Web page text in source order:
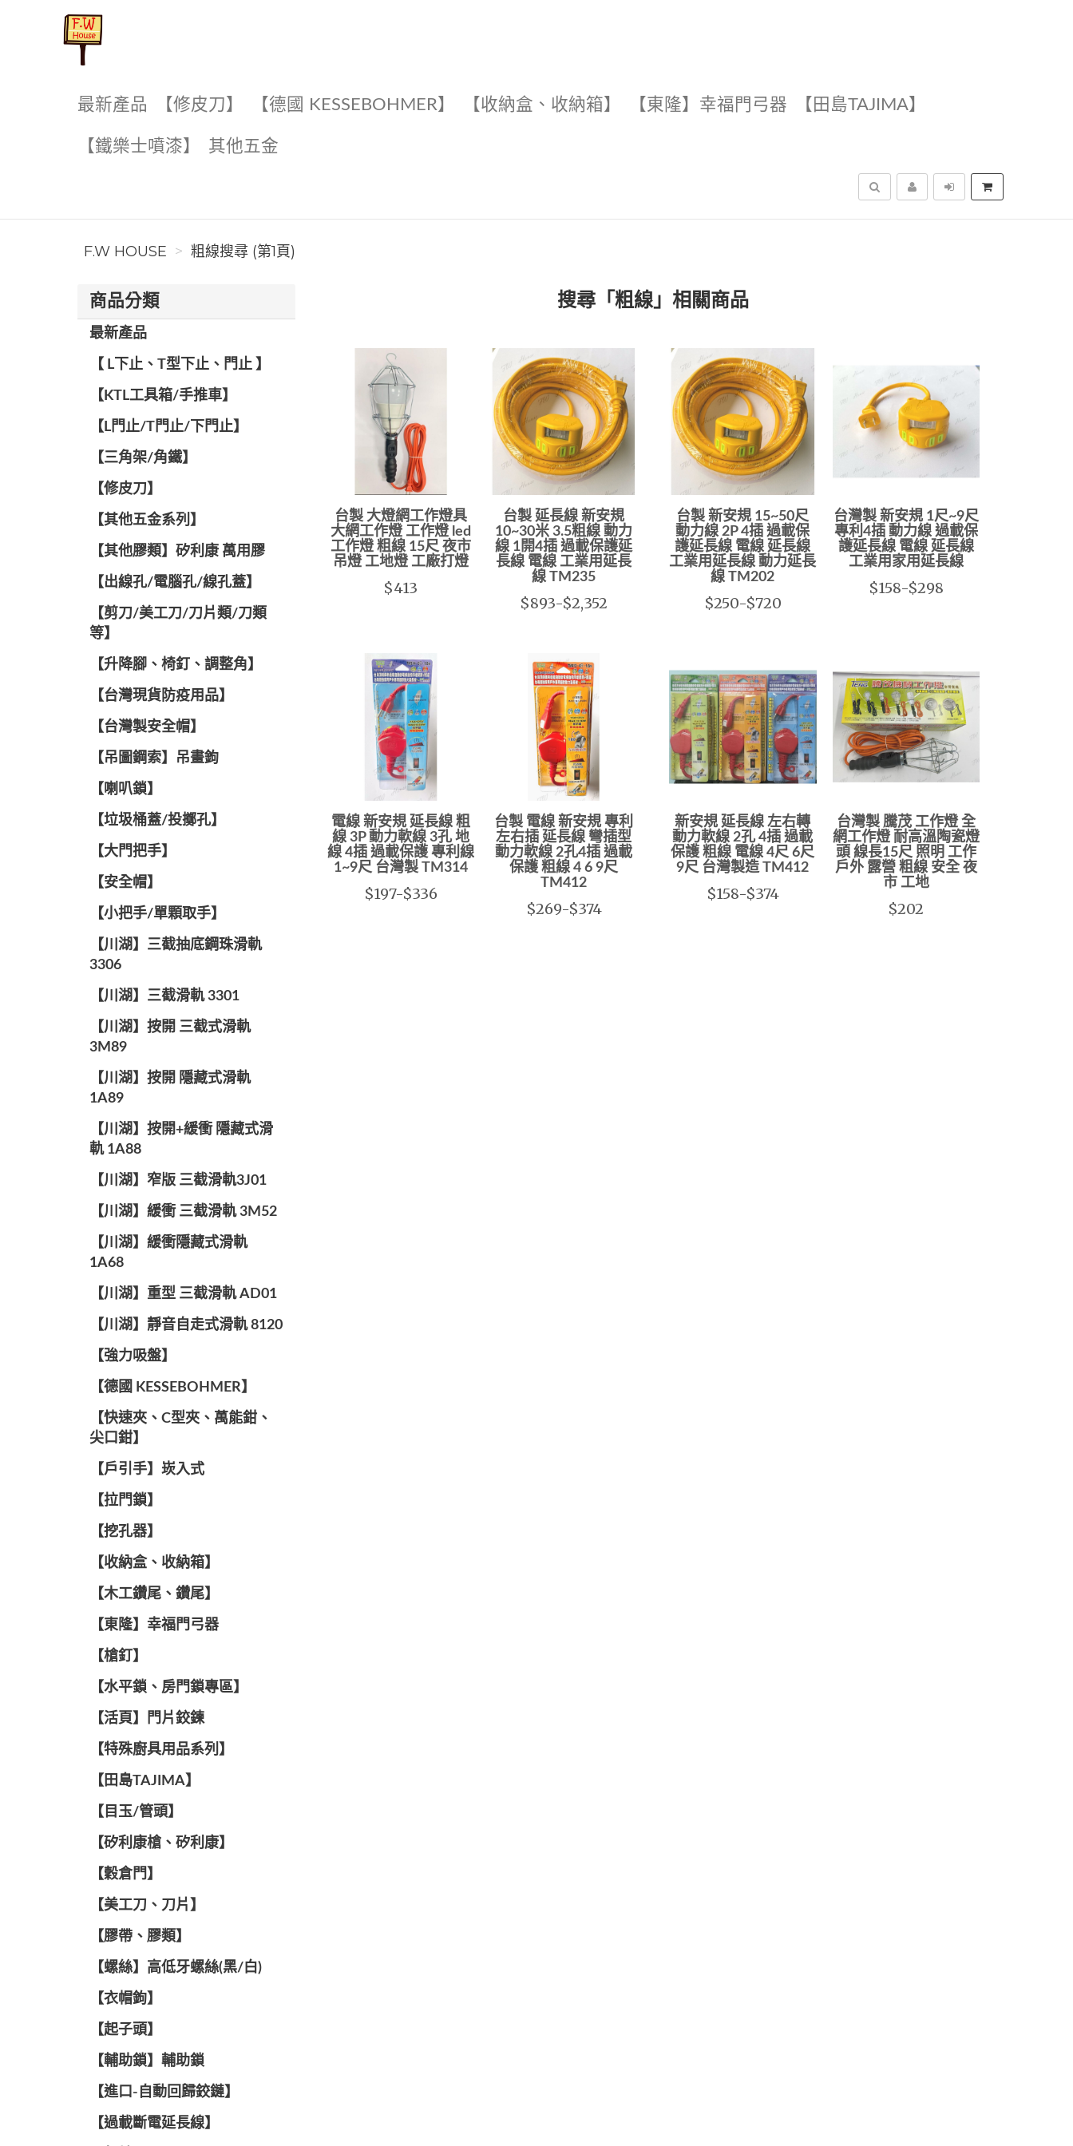
最新產品 【修皮刀】 【德國 KESSEBOHMER】 【收納盒、收納箱】 【東隆】幸福門弓器 【田島TAJIMA】
【鐵樂士噴漆】 其他五金
搜尋
F.W HOUSE 粗線搜尋 (第1頁)
商品分類
最新產品
【 L下止、T型下止、門止 】
【KTL工具箱/手推車】
【L門止/T門止/下門止】
【三角架/角鐵】
【修皮刀】
【其他五金系列】
【其他膠類】矽利康 萬用膠
【出線孔/電腦孔/線孔蓋】
【剪刀/美工刀/刀片類/刀類
等】
【升降腳、椅釘、調整角】
【台灣現貨防疫用品】
【台灣製安全帽】
【吊圖鋼索】吊畫鉤
【喇叭鎖】
【垃圾桶蓋/投擲孔】
【大門把手】
【安全帽】
【小把手/單顆取手】
【川湖】三截抽底鋼珠滑軌
3306
【川湖】三截滑軌 3301
【川湖】按開 三截式滑軌
3M89
【川湖】按開 隱藏式滑軌
1A89
【川湖】按開+緩衝 隱藏式滑
軌 1A88
【川湖】窄版 三截滑軌3J01
【川湖】緩衝 三截滑軌 3M52
【川湖】緩衝隱藏式滑軌
1A68
【川湖】重型 三截滑軌 AD01
【川湖】靜音自走式滑軌 8120
【強力吸盤】
【德國 KESSEBOHMER】
【快速夾、C型夾、萬能鉗、
尖口鉗】
【戶引手】崁入式
【拉門鎖】
【挖孔器】
【收納盒、收納箱】
【木工鑽尾、鑽尾】
【東隆】幸福門弓器
【槍釘】
【水平鎖、房門鎖專區】
【活頁】門片鉸鍊
【特殊廚具用品系列】
【田島TAJIMA】
【目玉/管頭】
【矽利康槍、矽利康】
【穀倉門】
【美工刀、刀片】
【膠帶、膠類】
【螺絲】高低牙螺絲(黑/白)
【衣帽鉤】
【起子頭】
【輔助鎖】輔助鎖
【進口-自動回歸鉸鏈】
【過載斷電延長線】
搜尋「粗線」相關商品
台製 大燈網工作燈具
大網工作燈 工作燈 led
工作燈 粗線 15尺 夜市
吊燈 工地燈 工廠打燈
$413
台製 延長線 新安規
10~30米 3.5粗線 動力
線 1開4插 過載保護延
長線 電線 工業用延長
線 TM235
$893-$2,352
台製 新安規 15~50尺
動力線 2P 4插 過載保
護延長線 電線 延長線
工業用延長線 動力延長
線 TM202
$250-$720
台灣製 新安規 1尺~9尺
專利4插 動力線 過載保
護延長線 電線 延長線
工業用家用延長線
$158-$298
電線 新安規 延長線 粗
線 3P 動力軟線 3孔 地
線 4插 過載保護 專利線
1~9尺 台灣製 TM314
$197-$336
台製 電線 新安規 專利
左右插 延長線 彎插型
動力軟線 2孔4插 過載
保護 粗線 4 6 9尺
TM412
$269-$374
新安規 延長線 左右轉
動力軟線 2孔 4插 過載
保護 粗線 電線 4尺 6尺
9尺 台灣製造 TM412
$158-$374
台灣製 騰茂 工作燈 全
網工作燈 耐高溫陶瓷燈
頭 線長15尺 照明 工作
戶外 露營 粗線 安全 夜
市 工地
$202